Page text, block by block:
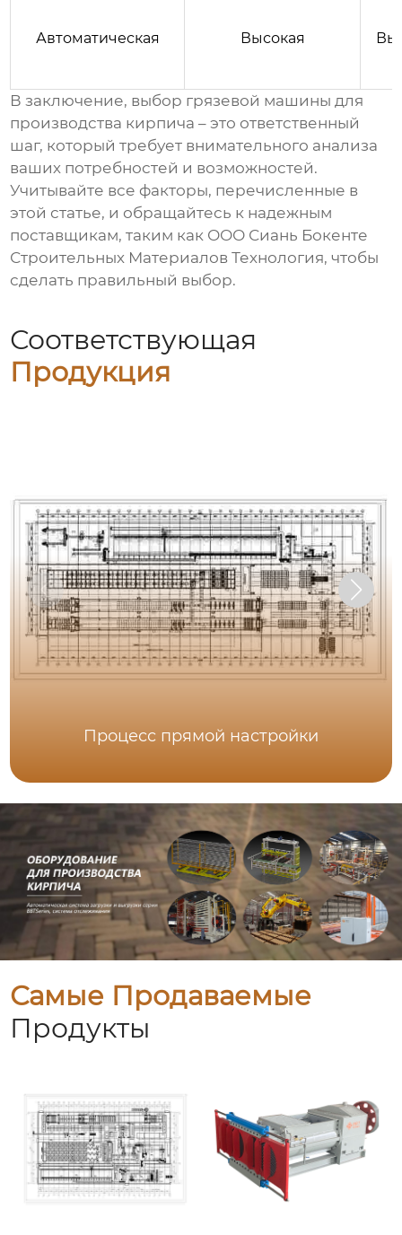
Автоматическая Высокая
В заключение, выбор грязевой машины для
производства кирпича – это ответственный
шаг, который требует внимательного анализа
ваших потребностей и возможностей.
Учитывайте все факторы, перечисленные в
этой статье, и обращайтесь к надежным
поставщикам, таким как ООО Сиань Бокенте
Строительных Материалов Технология, чтобы
сделать правильный выбор.
Соответствующая
Продукция
Процесс прямой настройки
Самые Продаваемые
Продукты